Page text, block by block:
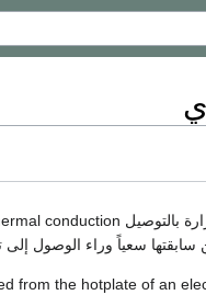
سعياً وراء الوصول
from the hotplate of an